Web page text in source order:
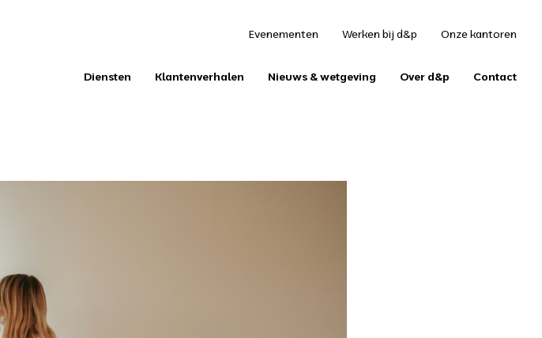
Evenementen Werken bij d&p Onze kantoren
Diensten Klantenverhalen Nieuws & wetgeving Over d&p Contact